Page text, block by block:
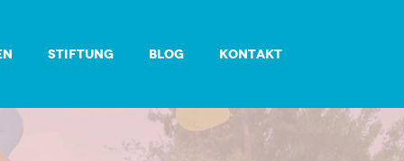
STIFTUNG BLOG KONTAKT